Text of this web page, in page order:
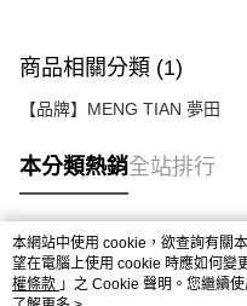
商品相關分類 (1)
【品牌】MENG TIAN 夢田
本分類熱銷全站排行
熱門標籤
本網站中使用 cookie，欲查詢有關
望在電腦上使用 cookie 時應如何變
權條款 」之 Cookie 聲明。您繼續